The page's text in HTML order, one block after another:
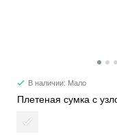
В наличии: Мало